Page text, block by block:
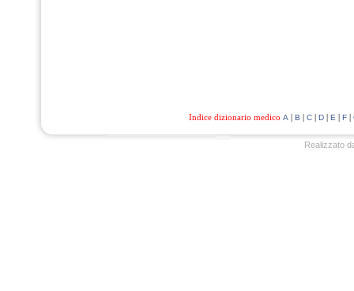
Indice dizionario medico A | B | C| D| E | F|
Realizzato